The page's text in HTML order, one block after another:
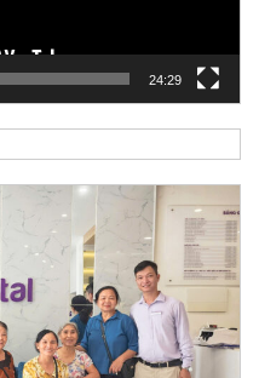
24:29